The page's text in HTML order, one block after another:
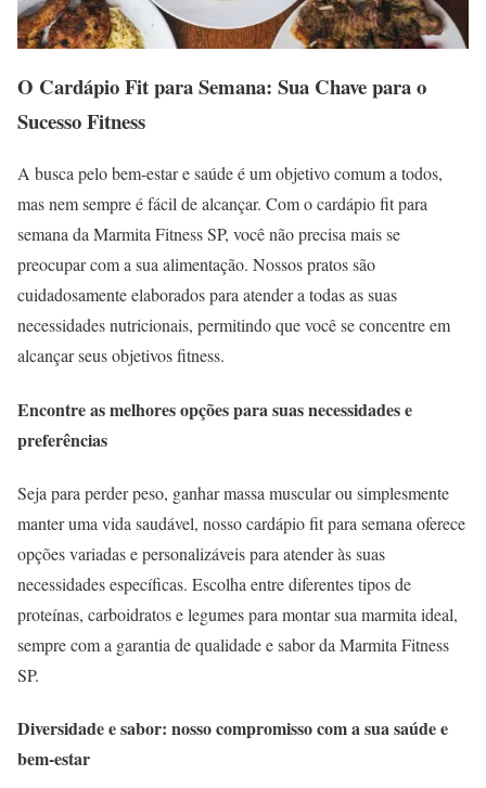
O Cardápio Fit para Semana: Sua Chave para o
Sucesso Fitness
A busca pelo bem-estar e saúde é um objetivo comum a todos,
mas nem sempre é fácil de alcançar. Com o cardápio fit para
semana da Marmita Fitness SP, você não precisa mais se
preocupar com a sua alimentação. Nossos pratos são
cuidadosamente elaborados para atender a todas as suas
necessidades nutricionais, permitindo que você se concentre em
alcançar seus objetivos fitness.
Encontre as melhores opções para suas necessidades e
preferências
Seja para perder peso, ganhar massa muscular ou simplesmente
manter uma vida saudável, nosso cardápio fit para semana oferece
opções variadas e personalizáveis para atender às suas
necessidades específicas. Escolha entre diferentes tipos de
proteínas, carboidratos e legumes para montar sua marmita ideal,
sempre com a garantia de qualidade e sabor da Marmita Fitness
SP.
Diversidade e sabor: nosso compromisso com a sua saúde e
bem-estar